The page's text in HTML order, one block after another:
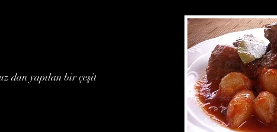
dan yapılan bir çeşit